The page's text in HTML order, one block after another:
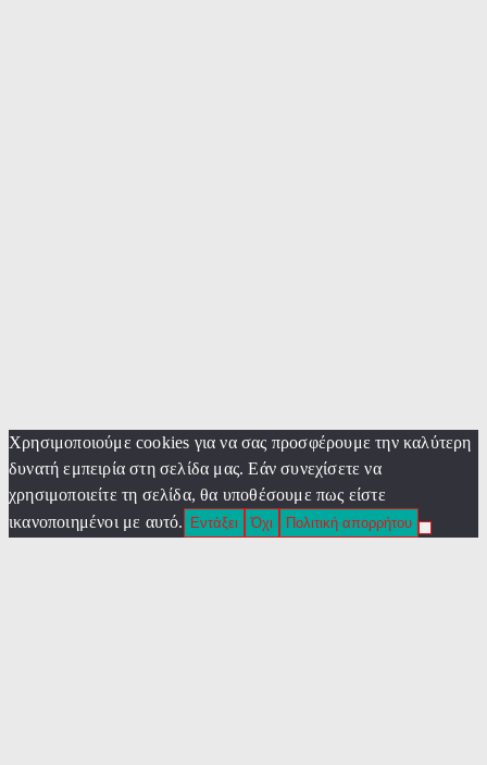
Χρησιμοποιούμε cookies για να σας προσφέρουμε την καλύτερη
δυνατή εμπειρία στη σελίδα μας. Εάν συνεχίσετε να
χρησιμοποιείτε τη σελίδα, θα υποθέσουμε πως είστε
ικανοποιημένοι με αυτό.
Εντάξει Όχι Πολιτική απορρήτου